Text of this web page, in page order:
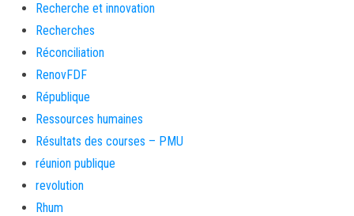
Recherche et innovation
Recherches
Réconciliation
RenovFDF
République
Ressources humaines
Résultats des courses – PMU
réunion publique
revolution
Rhum